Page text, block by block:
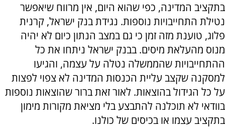
בתקציב המדינה, כפי שהוא היום, אין מרווח שיאפשר
נטילת התחייבויות נוספות. נגידת בנק ישראל, קרנית
פלוג, טוענת מזה זמן כי גם במצב הנתון כיום לא יהיה
מנוס מהעלאת מיסים. בבנק ישראל ניתחו את כל
ההתחייבויות שהממשלה נטלה על עצמה, והגיעו
למסקנה שקצב עליית הכנסות המדינה לא צפוי לפצות
על כל הגידול בהוצאות. לאור זאת ברור שהוצאות נוספות
בוודאי לא תוכלנה להתבצע בלי מציאת מקורות מימון
בתקציב עצמו או בכיסים של כולנו.